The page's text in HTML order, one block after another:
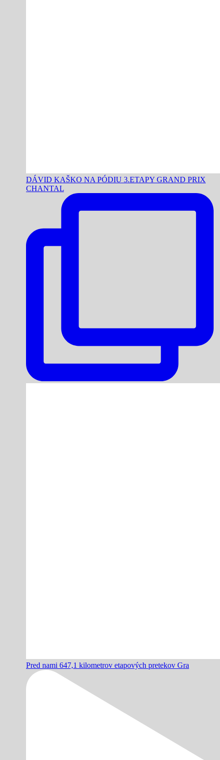
DÁVID KAŠKO NA PÓDIU 3.ETAPY GRAND PRIX
CHANTAL
Pred nami 647,1 kilometrov etapových pretekov Gra